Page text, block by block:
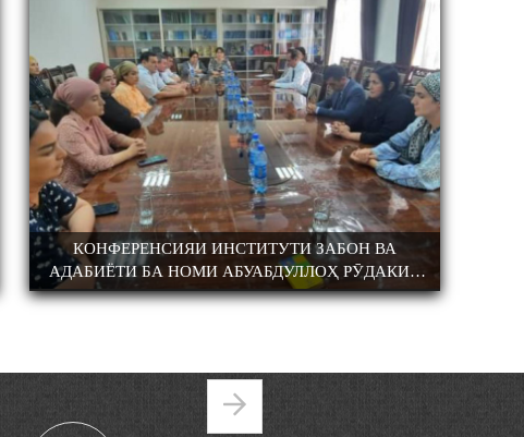
ОЛИМ ВА ПЕДАГОГИ БУЗУРГ
КОНФЕРЕНСИЯИ ИНСТИТУТИ ЗАБОН ВА
АДАБИЁТИ БА НОМИ АБУАБДУЛЛОҲ РӮДАКИИ
АМИТ БА МУНОСИБАТИ 32-СОЛАГИИ
ТАШКИЛОТИ ҲИЗБИИ ВОРИСОНИ РӮДАКӢ